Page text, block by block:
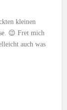
kleinen
😉 Fret mich
auch was